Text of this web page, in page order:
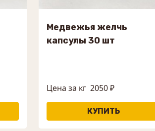
Медвежья желчь
капсулы 30 шт
Цена за кг 2050 ₽